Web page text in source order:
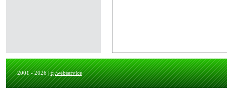
2001 - 2026 |cj.webservice